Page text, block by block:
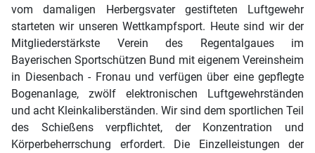
vom damaligen Herbergsvater gestifteten Luftgewehr
starteten wir unseren Wettkampfsport. Heute sind wir der
Mitgliederstärkste Verein des Regentalgaues im
Bayerischen Sportschützen Bund mit eigenem Vereinsheim
in Diesenbach - Fronau und verfügen über eine gepflegte
Bogenanlage, zwölf elektronischen Luftgewehrständen
und acht Kleinkaliberständen. Wir sind dem sportlichen Teil
des Schießens verpflichtet, der Konzentration und
Körperbeherrschung erfordert. Die Einzelleistungen der